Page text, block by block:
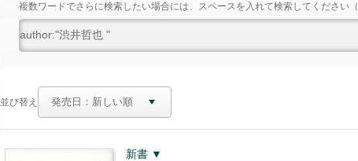
複数ワードでさらに検索したい場合には、スペースを入れて検索してください（
並び替え
新書 ▼